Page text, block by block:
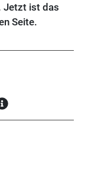
Jetzt ist das
Seite.